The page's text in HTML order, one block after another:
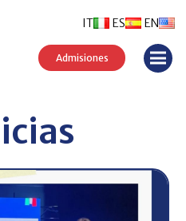
ES EN
IT
Admisiones